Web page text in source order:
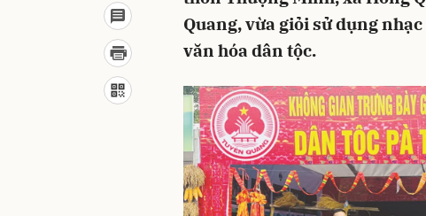
Quang, vừa giỏi sử dụng
văn hóa dân tộc.